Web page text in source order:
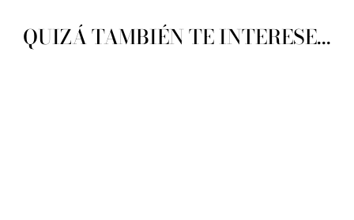
QUIZÁ TAMBIÉN TE INTERESE...